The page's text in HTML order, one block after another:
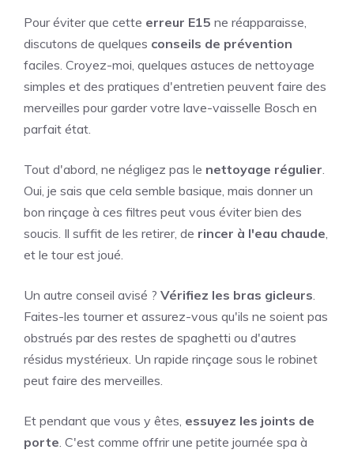
Pour éviter que cette erreur E15 ne réapparaisse,
discutons de quelques conseils de prévention
faciles. Croyez-moi, quelques astuces de nettoyage
simples et des pratiques d'entretien peuvent faire des
merveilles pour garder votre lave-vaisselle Bosch en
parfait état.
Tout d'abord, ne négligez pas le nettoyage régulier.
Oui, je sais que cela semble basique, mais donner un
bon rinçage à ces filtres peut vous éviter bien des
soucis. Il suffit de les retirer, de rincer à l'eau chaude,
et le tour est joué.
Un autre conseil avisé ? Vérifiez les bras gicleurs.
Faites-les tourner et assurez-vous qu'ils ne soient pas
obstrués par des restes de spaghetti ou d'autres
résidus mystérieux. Un rapide rinçage sous le robinet
peut faire des merveilles.
Et pendant que vous y êtes, essuyez les joints de
porte. C'est comme offrir une petite journée spa à